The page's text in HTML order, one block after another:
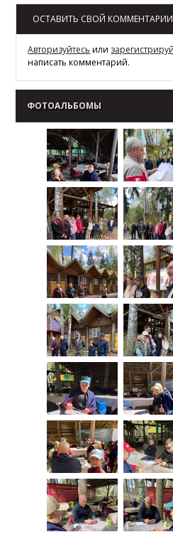
ОСТАВИТЬ СВОЙ КОММЕНТАРИИ
Авторизуйтесь или
написать комментарий.
ФОТОАЛЬБОМЫ